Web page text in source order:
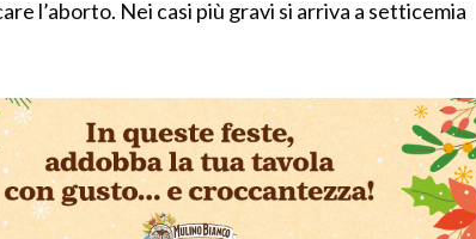
l’aborto. Nei casi più gravi si arriva a setticemia